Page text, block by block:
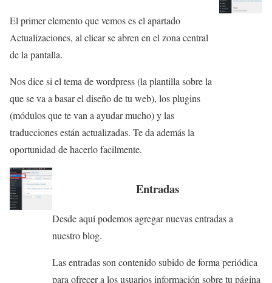
El primer elemento que vemos es el apartado
Actualizaciones, al clicar se abren en el zona central
de la pantalla.
Nos dice si el tema de wordpress (la plantilla sobre la
que se va a basar el diseño de tu web), los plugins
(módulos que te van a ayudar mucho) y las
traducciones están actualizadas. Te da además la
oportunidad de hacerlo facilmente.
Entradas
Desde aquí podemos agregar nuevas entradas a
nuestro blog.
Las entradas son contenido subido de forma periódica
para ofrecer a los usuarios información sobre tu página